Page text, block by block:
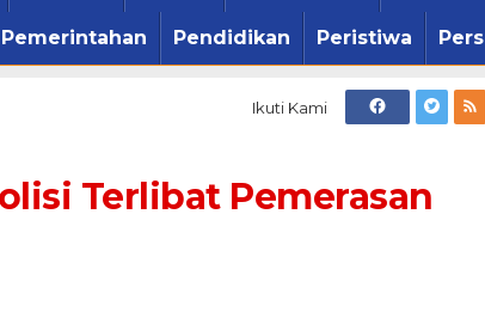
Pemerintahan Pendidikan Peristiwa Pers
Ikuti Kami
Terlibat Pemerasan